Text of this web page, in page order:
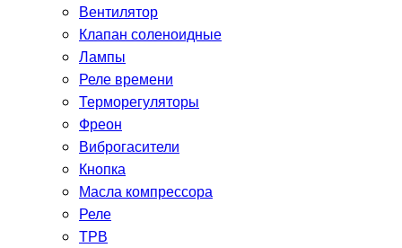
Вентилятор
Клапан соленоидные
Лампы
Реле времени
Терморегуляторы
Фреон
Виброгасители
Кнопка
Масла компрессора
Реле
ТРВ